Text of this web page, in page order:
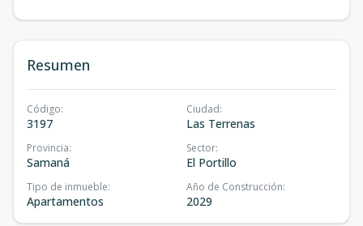
Resumen
Código:
3197
Ciudad:
Las Terrenas
Provincia:
Samaná
Sector:
El Portillo
Tipo de inmueble:
Apartamentos
Año de Construcción:
2029